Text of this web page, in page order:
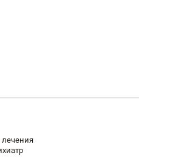
лечения